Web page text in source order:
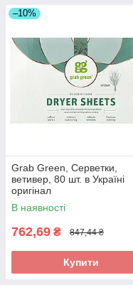
–10%
Grab Green, Серветки,
ветивер, 80 шт. в Україні
оригінал
В наявності
762,69 ₴ 847,44 ₴
Купити